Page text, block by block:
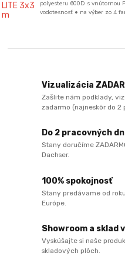
polyesteru 600D s vnútornou
vodotesnosť • na výber zo 4
Vizualizácia
Zašlite nám podklady,
zadarmo (najneskôr do 2
Do 2 pracovných
Stany doručíme
Dachser.
100% spokojnosť
Stany predávame od
Európe.
Showroom a sklad v
Vyskúšajte si naše
skladových plôch.